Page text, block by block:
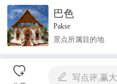
巴色
Pakse
景点所属目的地
  写点评,赢